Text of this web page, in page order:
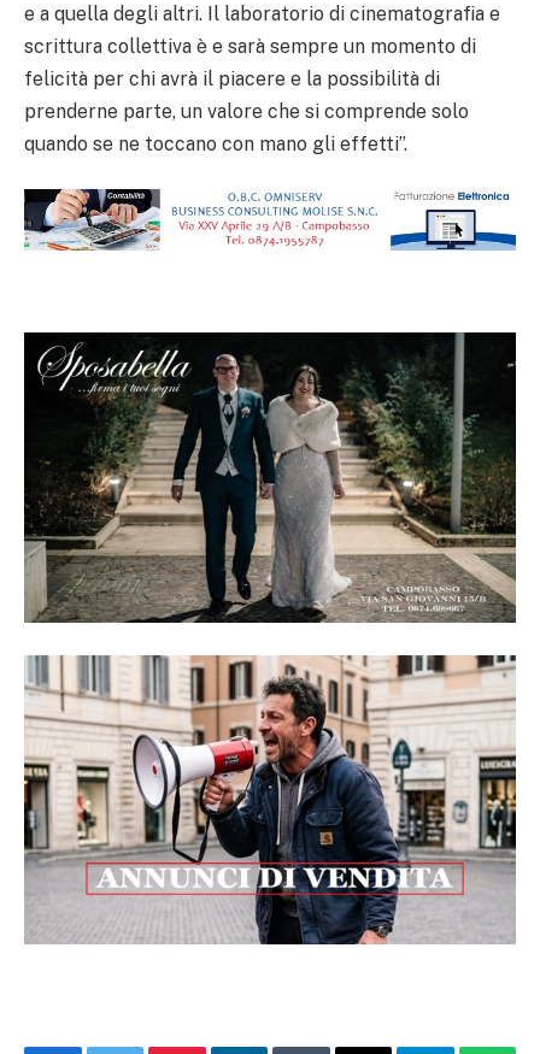
e a quella degli altri. Il laboratorio di cinematografia e
scrittura collettiva è e sarà sempre un momento di
felicità per chi avrà il piacere e la possibilità di
prenderne parte, un valore che si comprende solo
quando se ne toccano con mano gli effetti”.